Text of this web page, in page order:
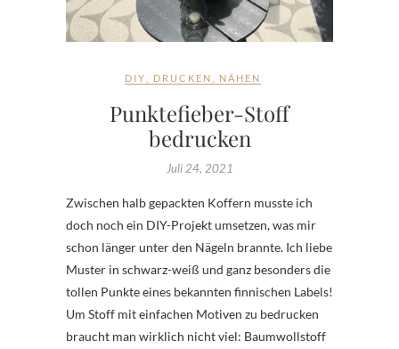
DIY DRUCKEN NÄHEN
Punktefieber-Stoff
bedrucken
Juli 24, 2021
Zwischen halb gepackten Koffern musste ich
doch noch ein DIY-Projekt umsetzen, was mir
schon länger unter den Nägeln brannte. Ich liebe
Muster in schwarz-weiß und ganz besonders die
tollen Punkte eines bekannten finnischen Labels!
Um Stoff mit einfachen Motiven zu bedrucken
braucht man wirklich nicht viel: Baumwollstoff